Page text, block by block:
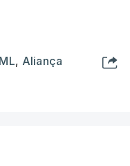
, Aliança